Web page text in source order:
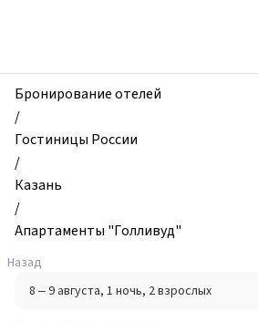
и
квартиры,
Апартаменты
"Голливуд",
Казань,
Россия
Бронирование отелей
/
Гостиницы России
/
Казань
/
Апартаменты "Голливуд"
Назад
8 – 9 августа, 1 ночь, 2 взрослых